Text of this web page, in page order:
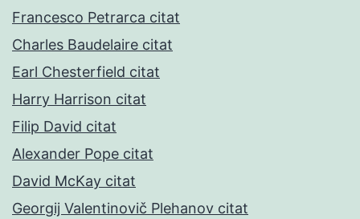
Francesco Petrarca citat
Charles Baudelaire citat
Earl Chesterfield citat
Harry Harrison citat
Filip David citat
Alexander Pope citat
David McKay citat
Georgij Valentinovič Plehanov citat